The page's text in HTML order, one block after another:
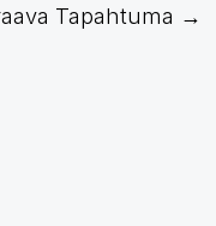
Tapahtuma →